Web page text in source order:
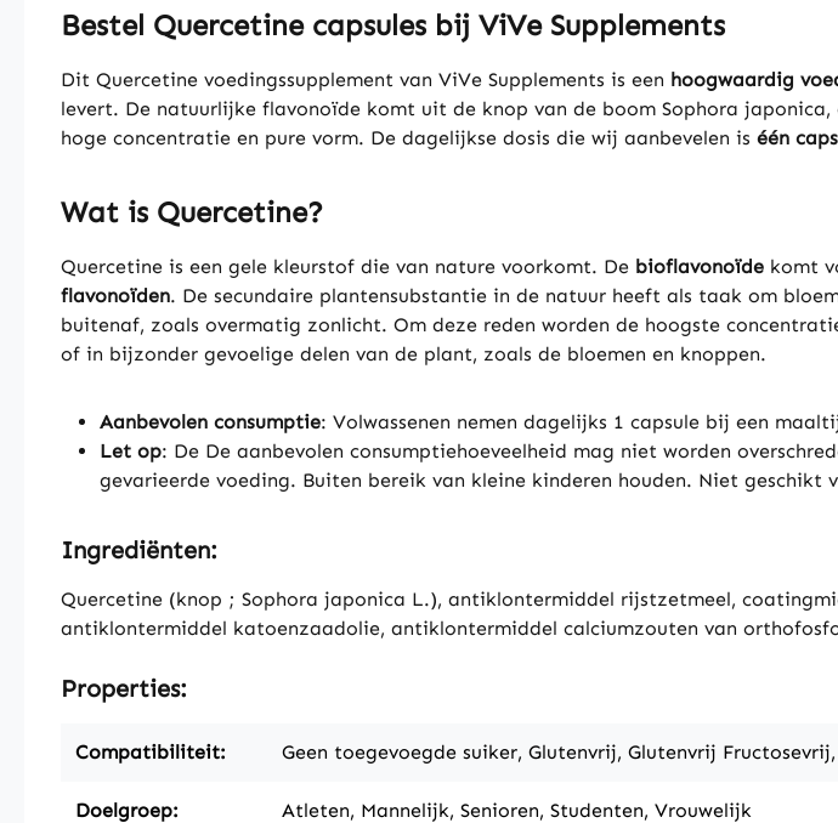
Bestel Quercetine capsules bij ViVe Supplements
Dit Quercetine voedingssupplement van ViVe Supplements is een hoogwaardig
levert. De natuurlijke flavonoïde komt uit de knop van de boom Sophora
hoge concentratie en pure vorm. De dagelijkse dosis die wij aanbevelen is één
Wat is Quercetine?
Quercetine is een gele kleurstof die van nature voorkomt. De bioflavonoïde komt
flavonoïden. De secundaire plantensubstantie in de natuur heeft als taak om
buitenaf, zoals overmatig zonlicht. Om deze reden worden de hoogste
of in bijzonder gevoelige delen van de plant, zoals de bloemen en knoppen.
Aanbevolen consumptie: Volwassenen nemen dagelijks 1 capsule bij een
Let op: De De aanbevolen consumptiehoeveelheid mag niet worden
gevarieerde voeding. Buiten bereik van kleine kinderen houden. Niet geschikt
Ingrediënten:
Quercetine (knop ; Sophora japonica L.), antiklontermiddel rijstzetmeel,
antiklontermiddel katoenzaadolie, antiklontermiddel calciumzouten van
Properties:
Compatibiliteit: Geen toegevoegde suiker, Glutenvrij, Glutenvrij
Doelgroep: Atleten, Mannelijk, Senioren, Studenten, Vrouwelijk